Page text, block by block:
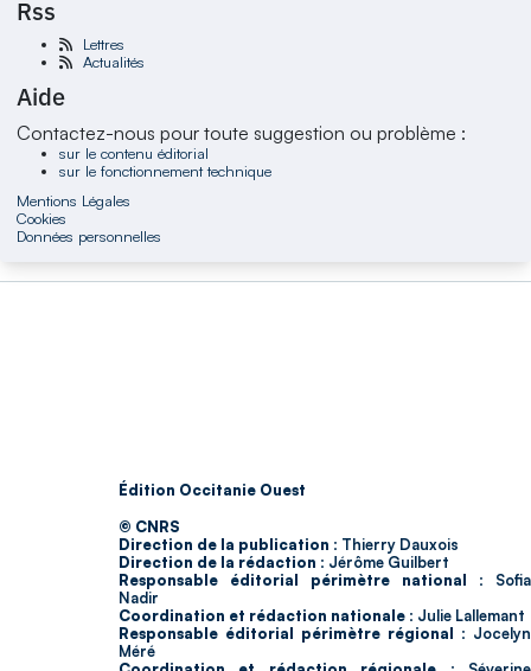
Rss
Lettres
Actualités
Aide
Contactez-nous pour toute suggestion ou problème :
sur le contenu éditorial
sur le fonctionnement technique
Mentions Légales
Cookies
Données personnelles
Édition Occitanie Ouest
© CNRS
Direction de la publication : Thierry Dauxois
Direction de la rédaction : Jérôme Guilbert
Responsable éditorial périmètre national : Sofia
Nadir
Coordination et rédaction nationale : Julie Lallemant
Responsable éditorial périmètre régional : Jocelyn
Méré